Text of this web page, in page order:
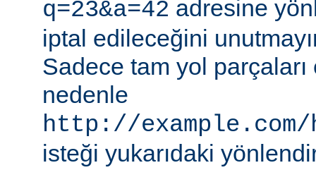
q=23&a=42 adresine
iptal edileceğini
Sadece tam yol
nedenle
http://
isteği yukarıdaki